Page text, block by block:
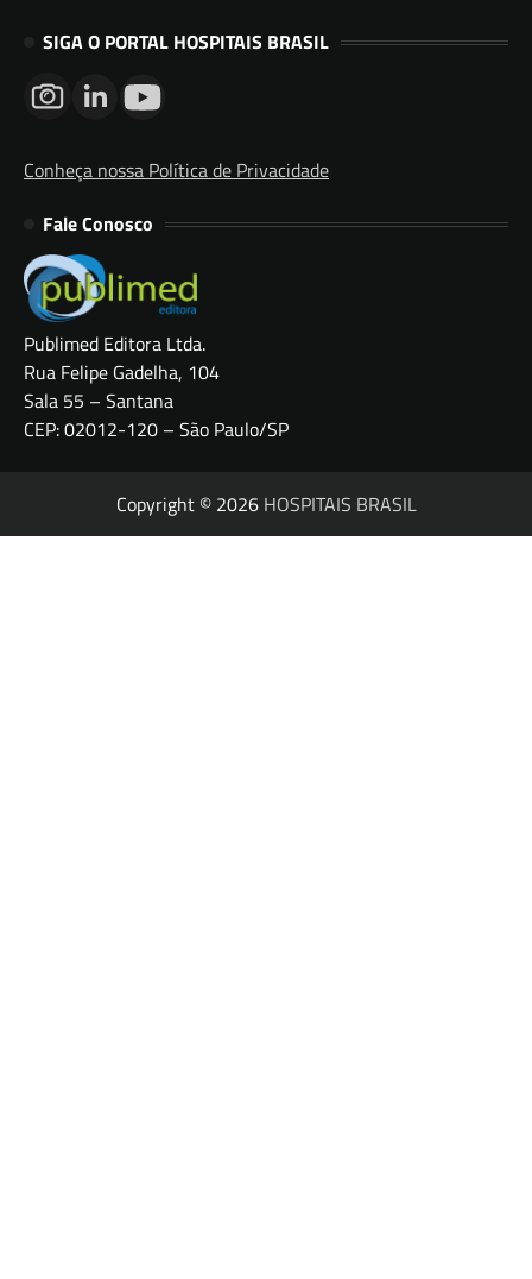
SIGA O PORTAL HOSPITAIS BRASIL
Conheça nossa Política de Privacidade
Fale Conosco
Publimed Editora Ltda.
Rua Felipe Gadelha, 104
Sala 55 – Santana
CEP: 02012-120 – São Paulo/SP
Copyright © 2026 HOSPITAIS BRASIL